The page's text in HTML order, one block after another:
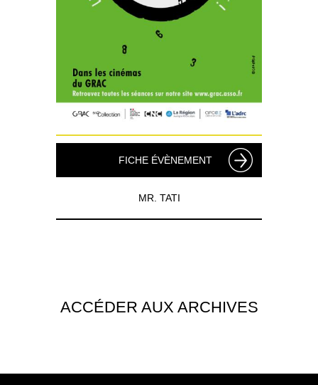
FICHE ÉVÈNEMENT
MR. TATI
ACCÉDER AUX ARCHIVES